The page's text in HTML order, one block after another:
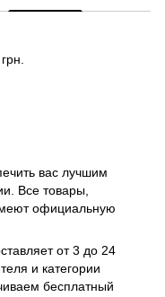
вас лучшим
Все товары,
официальную
от 3 до 24
и категории
бесплатный